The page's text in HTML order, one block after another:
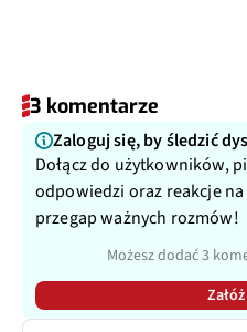
3 komentarze
Zaloguj się, by śledzić
Dołącz do użytkowników,
odpowiedzi oraz reakcje
przegap ważnych rozmów!
Możesz dodać 3